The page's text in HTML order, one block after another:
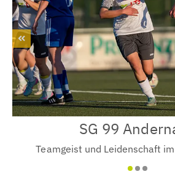
SG 99
Teamgeist und Leidenschaft